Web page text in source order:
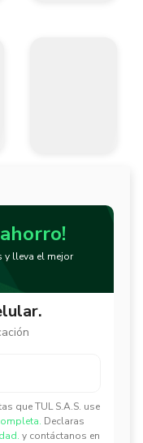
y lleva el mejor
que TUL S.A.S. use
Declaras
y contáctanos en
✕
✕